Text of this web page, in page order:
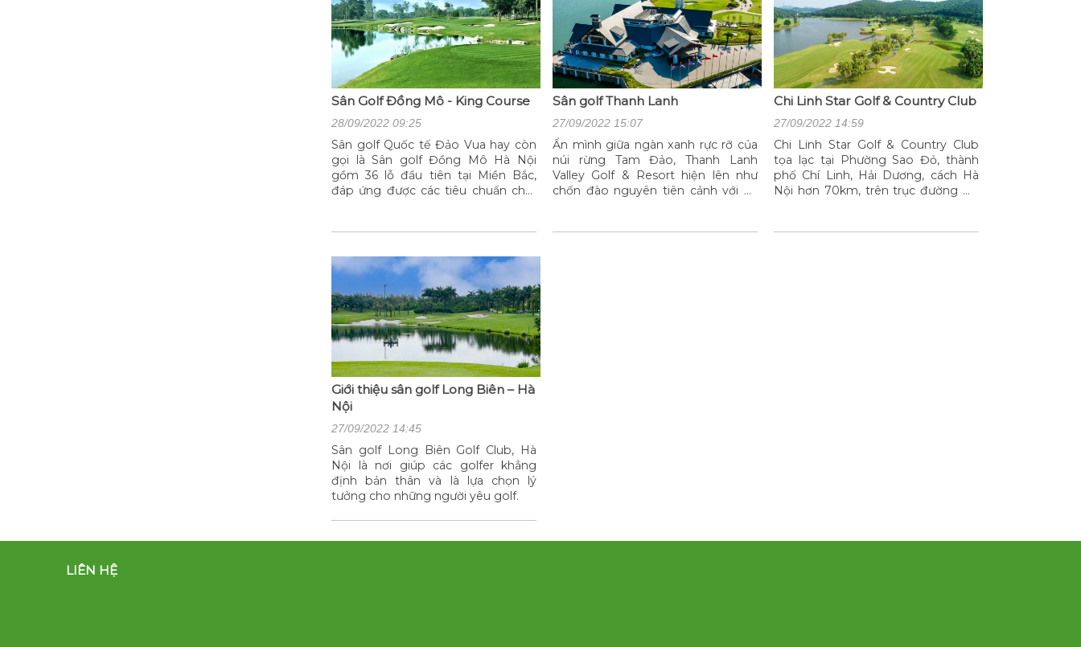
Sân Golf Đồng Mô - King Course
28/09/2022 09:25
Sân golf Quốc tế Đảo Vua hay còn
gọi là Sân golf Đồng Mô Hà Nội
gồm 36 lỗ đầu tiên tại Miền Bắc,
đáp ứng được các tiêu chuẩn chất
có gì, đặc điểm thiết kế sân golf
Sân golf Thanh Lanh
27/09/2022 15:07
Ẩn mình giữa ngàn xanh rực rỡ của
núi rừng Tam Đảo, Thanh Lanh
Valley Golf & Resort hiện lên như
chốn đào nguyên tiên cảnh với cỏ
là những dãy núi nhấp nhô uốn
Chi Linh Star Golf & Country Club
27/09/2022 14:59
Chi Linh Star Golf & Country Club
tọa lạc tại Phường Sao Đỏ, thành
phố Chí Linh, Hải Dương, cách Hà
Nội hơn 70km, trên trục đường Hà
Việt Nam mà toàn khu vực Đông
Giới thiệu sân golf Long Biên – Hà
Nội
27/09/2022 14:45
Sân golf Long Biên Golf Club, Hà
Nội là nơi giúp các golfer khẳng
định bản thân và là lựa chọn lý
tưởng cho những người yêu golf.
LIÊN HỆ